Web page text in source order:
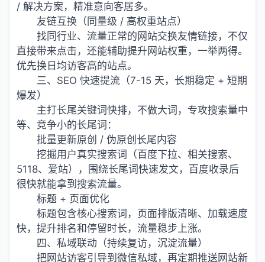
/ 解决方案，精准意向客居多。
友链互换（同量级 / 高权重站点）
找同行业、流量正常的网站交换友情链接，不仅
直接带来点击，还能辅助提升网站权重，一举两得。
优先换日均访客高的站点。
三、SEO 快速提流（7-15 天，长期稳定 + 短期
爆发）
主打长尾关键词快排，不做大词，专攻搜索量中
等、竞争小的长尾词：
批量更新原创 / 伪原创长尾内容
挖掘用户真实搜索词（百度下拉、相关搜索、
5118、爱站），围绕长尾词快速发文，百度收录后
很快就能拿到搜索流量。
标题 + 页面优化
标题包含核心搜索词，页面排版清晰、加载速度
快，提升排名和停留时长，流量稳步上涨。
四、私域联动（持续复访，沉淀流量）
把网站访客引导到微信私域，再定期推送网站新